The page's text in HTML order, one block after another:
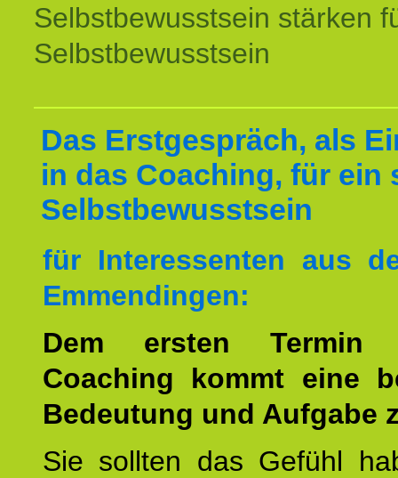
Selbstbewusstsein stärken
Selbstbewusstsein
Das Erstgespräch, als
in das Coaching, für ein
Selbstbewusstsein
für Interessenten aus
Emmendingen:
Dem ersten
Coaching kommt eine
Bedeutung und Aufgabe
Sie sollten das Gefühl